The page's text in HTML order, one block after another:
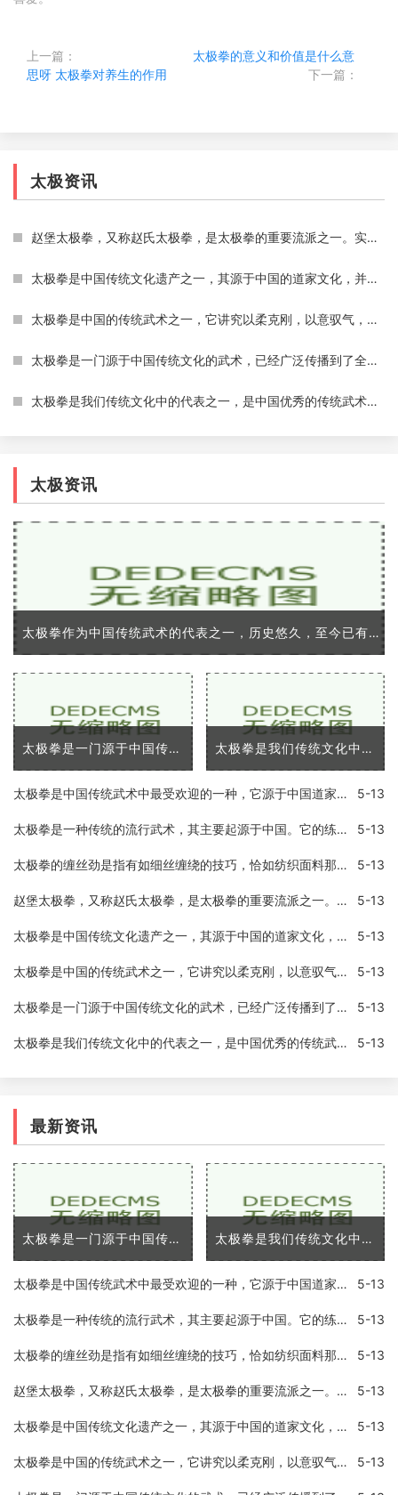
上一篇：
太极拳的意义和价值是什么意
思呀
下一篇：
太极拳对养生的作用
太极资讯
赵堡太极拳，又称赵氏太极拳，是太极拳的重要流派之一。实现广泛流传于中国海内外，但是，目前国家并没有承认赵堡太极拳的地位。为什么国家不承认赵堡太极拳呢？这里就详细介
太极拳是中国传统文化遗产之一，其源于中国的道家文化，并融合了武术、哲学、医学、音乐等多种元素，是一种具有文化底蕴和武术艺术性的综合性拳术运动。太极拳的特点之一是它
太极拳是中国的传统武术之一，它讲究以柔克刚，以意驭气，内外兼修，强身健体，修心养性，可以调养人体的内分泌系统，促进血液循环，提高免疫力，并可以培养身体的自我防御能
太极拳是一门源于中国传统文化的武术，已经广泛传播到了全世界各地。它不仅是一种给人们提供了自我防卫技能的技术，同时也提供了许多身体和心理上的优势。在这篇文章中，我将
太极拳是我们传统文化中的代表之一，是中国优秀的传统武术之一。太极拳以「浑然一体，动静相成」的理念，将人体全部的活动方式统一在一起，既可以练习身体，又可以练习意志和
太极资讯
太极拳作为中国传统武术的代表之一，历史悠久，至今已有数百年。它不仅是一种身心养生运动，同时也是中华文化的重要组成部分，拥有广泛的社会认同和支持，其意义和价值是非常
太极拳是一门源于中国传统文化的武术，已经广泛传播到了全世界各地。它不仅是一种给人们提供了自我防卫技能的技术，同时也提供了许多身体和心理上的优势。在这篇文章中，我将 太极拳是我们传统文化中的代表之一，是中国优秀的传统武术之一。太极拳以「浑然一体，动静相成」的理念，将人体全部的活动方式统一在一起，既可以练习身体，又可以练习意志和
太极拳是中国传统武术中最受欢迎的一种，它源于中国道家文化，以其缓慢优美的动作、独特的呼吸方式和深奥的哲学思想吸引了全球范围内的学习者。作为一种身体和精神训练的综合 5-13
太极拳是一种传统的流行武术，其主要起源于中国。它的练习方法包括慢动作和呼吸技巧。人们认为通过练习太极拳，可以促进身体健康，减轻压力，提高灵活性和平衡性。如果不正确 5-13
太极拳的缠丝劲是指有如细丝缠绕的技巧，恰如纺织面料那样，由此得名。在太极拳中，缠丝劲是指在进行技法招式时，让自己的手臂、手指、身体等各方面比较细微的部位如同丝线一 5-13
赵堡太极拳，又称赵氏太极拳，是太极拳的重要流派之一。实现广泛流传于中国海内外，但是，目前国家并没有承认赵堡太极拳的地位。为什么国家不承认赵堡太极拳呢？这里就详细介 5-13
太极拳是中国传统文化遗产之一，其源于中国的道家文化，并融合了武术、哲学、医学、音乐等多种元素，是一种具有文化底蕴和武术艺术性的综合性拳术运动。太极拳的特点之一是它 5-13
太极拳是中国的传统武术之一，它讲究以柔克刚，以意驭气，内外兼修，强身健体，修心养性，可以调养人体的内分泌系统，促进血液循环，提高免疫力，并可以培养身体的自我防御能 5-13
太极拳是一门源于中国传统文化的武术，已经广泛传播到了全世界各地。它不仅是一种给人们提供了自我防卫技能的技术，同时也提供了许多身体和心理上的优势。在这篇文章中，我将 5-13
太极拳是我们传统文化中的代表之一，是中国优秀的传统武术之一。太极拳以「浑然一体，动静相成」的理念，将人体全部的活动方式统一在一起，既可以练习身体，又可以练习意志和 5-13
最新资讯
太极拳是一门源于中国传统文化的武术，已经广泛传播到了全世界各地。它不仅是一种给人们提供了自我防卫技能的技术，同时也提供了许多身体和心理上的优势。在这篇文章中，我将 太极拳是我们传统文化中的代表之一，是中国优秀的传统武术之一。太极拳以「浑然一体，动静相成」的理念，将人体全部的活动方式统一在一起，既可以练习身体，又可以练习意志和
太极拳是中国传统武术中最受欢迎的一种，它源于中国道家文化，以其缓慢优美的动作、独特的呼吸方式和深奥的哲学思想吸引了全球范围内的学习者。作为一种身体和精神训练的综合 5-13
太极拳是一种传统的流行武术，其主要起源于中国。它的练习方法包括慢动作和呼吸技巧。人们认为通过练习太极拳，可以促进身体健康，减轻压力，提高灵活性和平衡性。如果不正确 5-13
太极拳的缠丝劲是指有如细丝缠绕的技巧，恰如纺织面料那样，由此得名。在太极拳中，缠丝劲是指在进行技法招式时，让自己的手臂、手指、身体等各方面比较细微的部位如同丝线一 5-13
赵堡太极拳，又称赵氏太极拳，是太极拳的重要流派之一。实现广泛流传于中国海内外，但是，目前国家并没有承认赵堡太极拳的地位。为什么国家不承认赵堡太极拳呢？这里就详细介 5-13
太极拳是中国传统文化遗产之一，其源于中国的道家文化，并融合了武术、哲学、医学、音乐等多种元素，是一种具有文化底蕴和武术艺术性的综合性拳术运动。太极拳的特点之一是它 5-13
太极拳是中国的传统武术之一，它讲究以柔克刚，以意驭气，内外兼修，强身健体，修心养性，可以调养人体的内分泌系统，促进血液循环，提高免疫力，并可以培养身体的自我防御能 5-13